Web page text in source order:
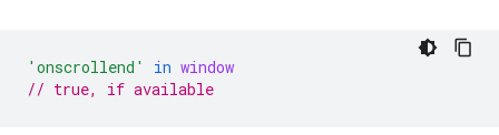
'onscrollend' in window
// true, if available